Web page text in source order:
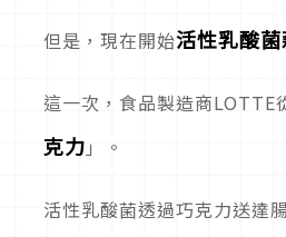
但是，現在開始活性乳酸
這一次，食品製造商LOTTE
克力 」。
活性乳酸菌透過巧克力送達